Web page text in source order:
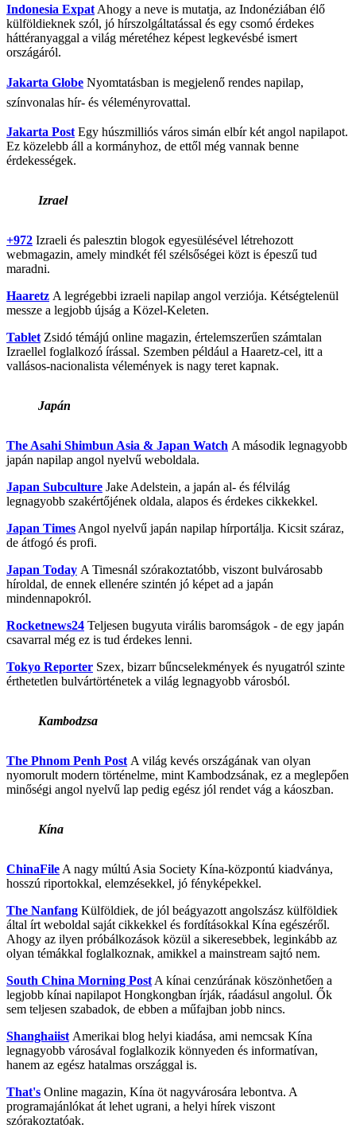
Indonesia ExpatAhogy a neve is mutatja, az Indonéziában élő
külföldieknek szól, jó hírszolgáltatással és egy csomó érdekes
háttéranyaggal a világ méretéhez képest legkevésbé ismert
országáról.
Jakarta Globe Nyomtatásban is megjelenő rendes napilap,
színvonalas hír- és véleményrovattal.
Jakarta PostEgy húszmilliós város simán elbír két angol napilapot.
Ez közelebb áll a kormányhoz, de ettől még vannak benne
érdekességek.
Izrael
+972 Izraeli és palesztin blogok egyesülésével létrehozott
webmagazin, amely mindkét fél szélsőségei közt is épeszű tud
maradni.
Haaretz A legrégebbi izraeli napilap angol verziója. Kétségtelenül
messze a legjobb újság a Közel-Keleten.
TabletZsidó témájú online magazin, értelemszerűen számtalan
Izraellel foglalkozó írással. Szemben például a Haaretz-cel, itt a
vallásos-nacionalista vélemények is nagy teret kapnak.
Japán
The Asahi Shimbun Asia & Japan Watch A második legnagyobb
japán napilap angol nyelvű weboldala.
Japan Subculture Jake Adelstein, a japán al- és félvilág
legnagyobb szakértőjének oldala, alapos és érdekes cikkekkel.
Japan TimesAngol nyelvű japán napilap hírportálja. Kicsit száraz,
de átfogó és profi.
Japan Today A Timesnál szórakoztatóbb, viszont bulvárosabb
híroldal, de ennek ellenére szintén jó képet ad a japán
mindennapokról.
Rocketnews24 Teljesen bugyuta virális baromságok - de egy japán
csavarral még ez is tud érdekes lenni.
Tokyo Reporter Szex, bizarr bűncselekmények és nyugatról szinte
érthetetlen bulvártörténetek a világ legnagyobb városból.
Kambodzsa
The Phnom Penh PostA világ kevés országának van olyan
nyomorult modern történelme, mint Kambodzsának, ez a meglepően
minőségi angol nyelvű lap pedig egész jól rendet vág a káoszban.
Kína
ChinaFileA nagy múltú Asia Society Kína-központú kiadványa,
hosszú riportokkal, elemzésekkel, jó fényképekkel.
The Nanfang Külföldiek, de jól beágyazott angolszász külföldiek
által írt weboldal saját cikkekkel és fordításokkal Kína egészéről.
Ahogy az ilyen próbálkozások közül a sikeresebbek, leginkább az
olyan témákkal foglalkoznak, amikkel a mainstream sajtó nem.
South China Morning PostA kínai cenzúrának köszönhetően a
legjobb kínai napilapot Hongkongban írják, ráadásul angolul. Ők
sem teljesen szabadok, de ebben a műfajban jobb nincs.
ShanghaiistAmerikai blog helyi kiadása, ami nemcsak Kína
legnagyobb városával foglalkozik könnyeden és informatívan,
hanem az egész hatalmas országgal is.
That's Online magazin, Kína öt nagyvárosára lebontva. A
programajánlókat át lehet ugrani, a helyi hírek viszont
szórakoztatóak.